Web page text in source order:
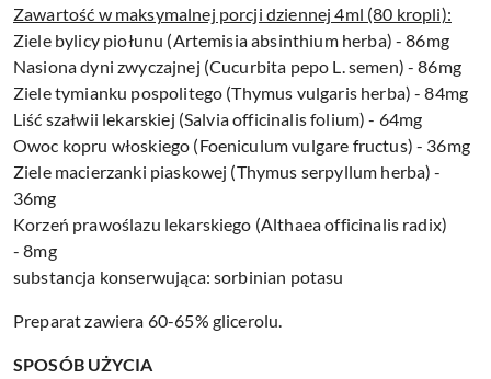
Zawartość w maksymalnej porcji dziennej 4ml (80 kropli):
Ziele bylicy piołunu (Artemisia absinthium herba) - 86mg
Nasiona dyni zwyczajnej (Cucurbita pepo L. semen) - 86mg
Ziele tymianku pospolitego (Thymus vulgaris herba) - 84mg
Liść szałwii lekarskiej (Salvia officinalis folium) - 64mg
Owoc kopru włoskiego (Foeniculum vulgare fructus) - 36mg
Ziele macierzanki piaskowej (Thymus serpyllum herba) -
36mg
Korzeń prawoślazu lekarskiego (Althaea officinalis radix)
- 8mg
substancja konserwująca: sorbinian potasu
Preparat zawiera 60-65% glicerolu.
SPOSÓB UŻYCIA